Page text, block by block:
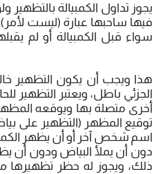
يجوز تداول الكمبيالة بالتظهير
فيها ساحبها عبارة (ليست لأمر)
سواء قبل الكمبيالة أو لم
هذا ويجب أن يكون التظهير
الجزئي باطل، ويعتبر التظهير
أخرى متصلة بها ويوقعه
توقيع المظهر (التظهير على
اسم شخص آخر أو أن يظهر
دون أن يملأ البياض ودون أن
ذلك، ويجوز له حظر تظهيرها